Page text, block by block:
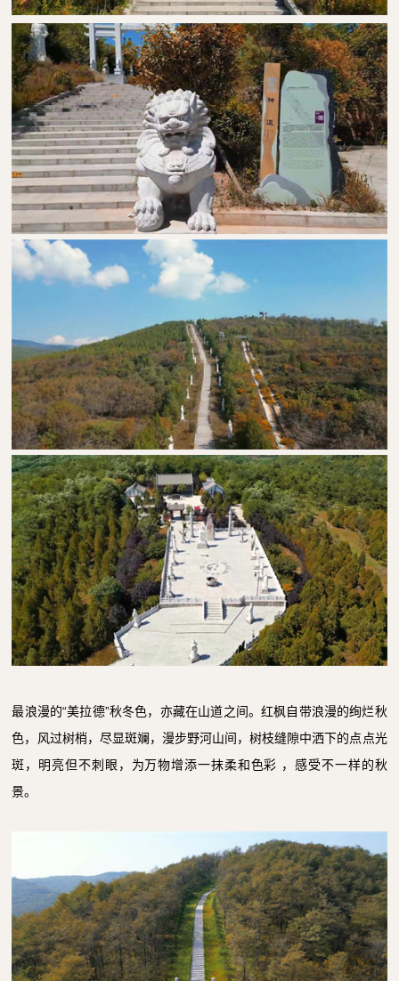
最浪漫的“美拉德”秋冬色，亦藏在山道之间。红枫自带浪漫的绚烂秋
色，风过树梢，尽显斑斓，漫步野河山间，树枝缝隙中洒下的点点光
斑，明亮但不刺眼，为万物增添一抹柔和色彩 ，感受不一样的秋
景。